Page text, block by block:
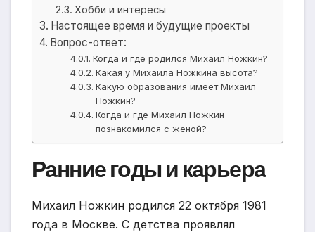
Хобби и интересы
Настоящее время и будущие проекты
Вопрос-ответ:
Когда и где родился Михаил Ножкин?
Какая у Михаила Ножкина высота?
Какую образования имеет Михаил
Ножкин?
Когда и где Михаил Ножкин
познакомился с женой?
Ранние годы и карьера
Михаил Ножкин родился 22 октября 1981
года в Москве. С детства проявлял